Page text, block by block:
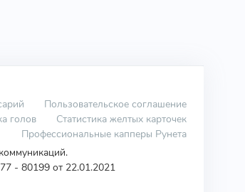
Пользовательское соглашение
голов
Статистика желтых карточек
Профессиональные капперы Рунета
- 80199 от 22.01.2021